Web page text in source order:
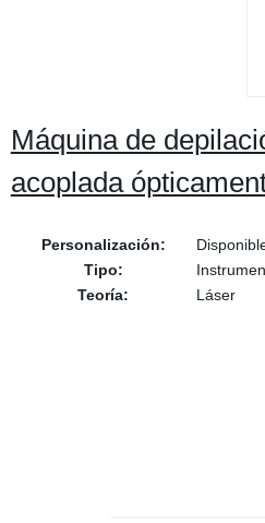
Máquina de
acoplada
Personalización:
Tipo:
Teoría:
Láser